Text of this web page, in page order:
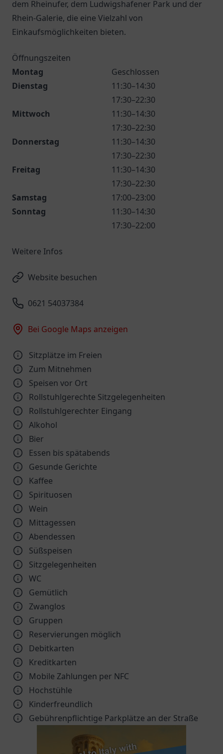
dem Rheinufer, dem Ludwigshafener Park und der
Rhein-Galerie, die eine Vielzahl von
Einkaufsmöglichkeiten bieten.
Öffnungszeiten
Montag
Geschlossen
Dienstag
11:30–14:30
17:30–22:30
Mittwoch
11:30–14:30
17:30–22:30
Donnerstag
11:30–14:30
17:30–22:30
Freitag
11:30–14:30
17:30–22:30
Samstag
17:00–23:00
Sonntag
11:30–14:30
17:30–22:00
Weitere Infos
Website besuchen
0621 54037384
Bei Google Maps anzeigen
Sitzplätze im Freien
Zum Mitnehmen
Speisen vor Ort
Rollstuhlgerechte Sitzgelegenheiten
Rollstuhlgerechter Eingang
Alkohol
Bier
Essen bis spätabends
Gesunde Gerichte
Kaffee
Spirituosen
Wein
Mittagessen
Abendessen
Süßspeisen
Sitzgelegenheiten
WC
Gemütlich
Zwanglos
Gruppen
Reservierungen möglich
Debitkarten
Kreditkarten
Mobile Zahlungen per NFC
Hochstühle
Kinder­freundlich
Gebührenpflichtige Parkplätze an der Straße